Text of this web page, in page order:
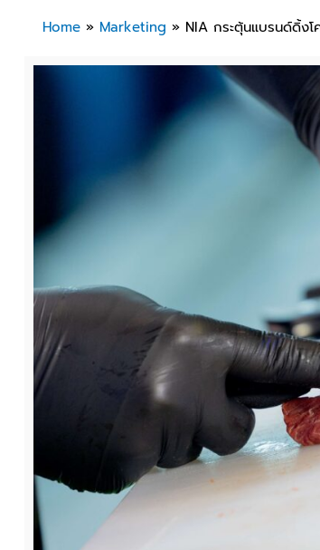
Home» Marketing » NIA กระตุ้นแบรนด์ดิ้ง